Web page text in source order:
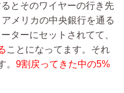
とそのワイヤーの行き先
メリカの中央銀行を通る
ターにセットされてて、
ことになってます。それ
。 9割戻ってきた中の5%